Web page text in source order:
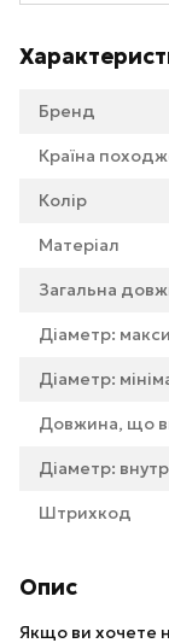
Бренд
Країна
Колір
Матеріал
Загальна
Діаметр:
Діаметр:
Довжина, що
Діаметр:
Штрихкод
Опис
Якщо ви хочете